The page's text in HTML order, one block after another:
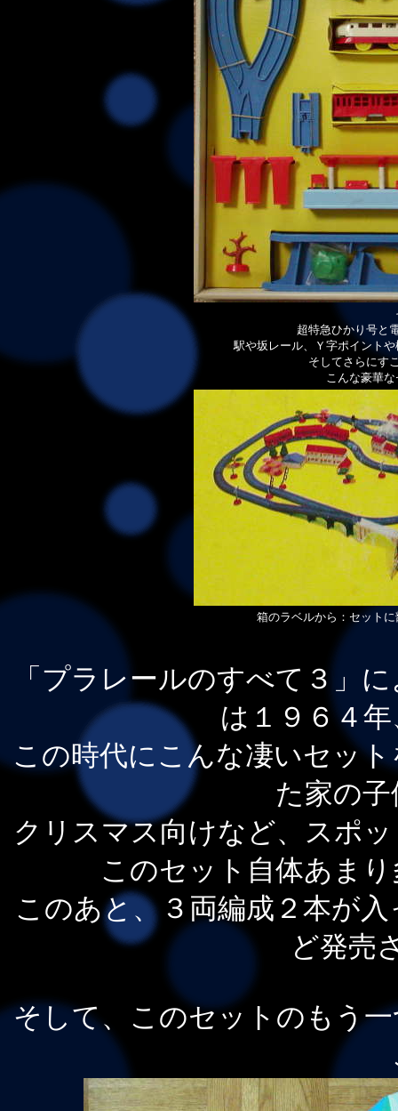
超特急ひかり号と
駅や坂レール、Ｙ字ポイント
そしてさらにす
こんな豪華
箱のラベルから：セット
「プラレールのすべて３」
は１９６４
この時代にこんな凄いセッ
た家の
クリスマス向けなど、スポ
このセット自体あま
このあと、３両編成２本が
ど発売
そして、このセットのもう